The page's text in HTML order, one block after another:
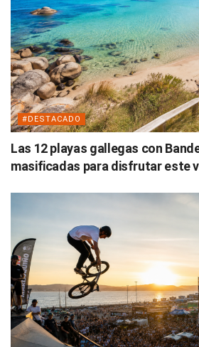
#DESTACADO
Las 12 playas gallegas con
masificadas para disfrutar este